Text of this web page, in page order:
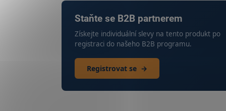
Staňte se B2B partnerem
Získejte individuální slevy na tento produkt po
registraci do našeho B2B programu.
Registrovat se →